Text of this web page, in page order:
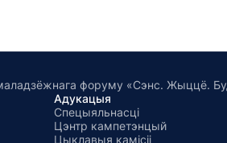
Адукацыя
Спецыяльнасці
Цэнтр кампетэнцый
Цыклавыя камісіі